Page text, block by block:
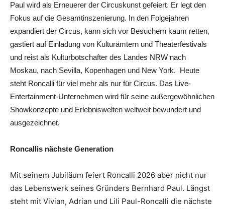
Paul wird als Erneuerer der Circuskunst gefeiert. Er legt den
Fokus auf die Gesamtinszenierung. In den Folgejahren
expandiert der Circus, kann sich vor Besuchern kaum retten,
gastiert auf Einladung von Kulturämtern und Theaterfestivals
und reist als Kulturbotschafter des Landes NRW nach
Moskau, nach Sevilla, Kopenhagen und New York. Heute
steht Roncalli für viel mehr als nur für Circus. Das Live-
Entertainment-Unternehmen wird für seine außergewöhnlichen
Showkonzepte und Erlebniswelten weltweit bewundert und
ausgezeichnet.
Roncallis nächste Generation
Mit seinem Jubiläum feiert Roncalli 2026 aber nicht nur
das Lebenswerk seines Gründers Bernhard Paul. Längst
steht mit Vivian, Adrian und Lili Paul-Roncalli die nächste